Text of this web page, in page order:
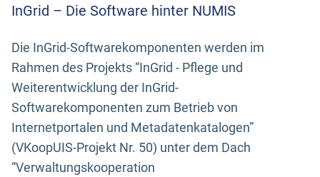
InGrid – Die Software hinter NUMIS
Die InGrid-Softwarekomponenten werden im
Rahmen des Projekts “InGrid - Pflege und
Weiterentwicklung der InGrid-
Softwarekomponenten zum Betrieb von
Internetportalen und Metadatenkatalogen”
(VKoopUIS-Projekt Nr. 50) unter dem Dach
“Verwaltungskooperation